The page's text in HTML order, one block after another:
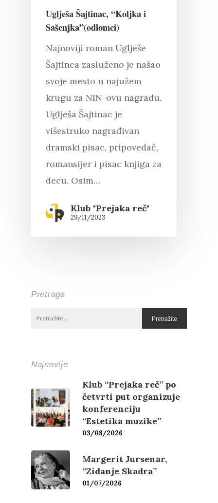
Uglješa Šajtinac, “Koljka i
Sašenjka”(odlomci)
Najnoviji roman Uglješe
Šajtinca zasluženo je našao
svoje mesto u najužem
krugu za NIN-ovu nagradu.
Uglješa Šajtinac je
višestruko nagrađivan
dramski pisac, pripovedač,
romansijer i pisac knjiga za
decu. Osim…
Klub "Prejaka reč"
29/11/2023
Pretraga
Najnovije
Klub “Prejaka reč” po
četvrti put organizuje
konferenciju
“Estetika muzike”
03/08/2026
Margerit Jursenar,
“Zidanje Skadra”
01/07/2026